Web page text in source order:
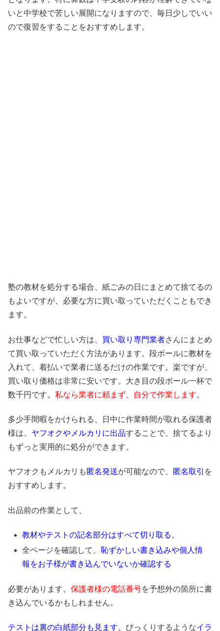
いと中学校で苦しい展開になりますので、毎日少しでいい
ので復習をすることをおすすめします。
塾の教材を処分する場合、紙ごみの日にまとめて捨てるの
もよいですが、必要な方に買い取っていただくこともでき
ます。
お仕事などで忙しい方は、 買い取り専門業者さんにまとめ
て買い取っていただく方法があります。段ボールに教材を
入れて、着払いで業者に送るだけの作業です。楽ですが、
買い取り価格は非常に安いです。大き目の段ボール一杯で
数千円です。 私なら業者に頼まず、自分で作業します。
多少手間暇をかけられる、日中に作業時間が取れる保護者
様は、 ヤフオクやメルカリに出品することで、捨てるより
もずっと実用的に処分ができます。
ヤフオクもメルカリも 匿名発送が可能なので、 匿名取引 を
おすすめします。
出品前の作業として、
教材やテストの記名部分はすべて切り取る 。
全ページを確認して、恥ずかしい書き込みや個人情
報をお子様が書き込んでいないか確認する
必要があります。 保護者様の電話番号を予想外の箇所に書
き込んでいるかもしれません。
テストは裏の白紙部分も見ます。びっくりするようなイラ